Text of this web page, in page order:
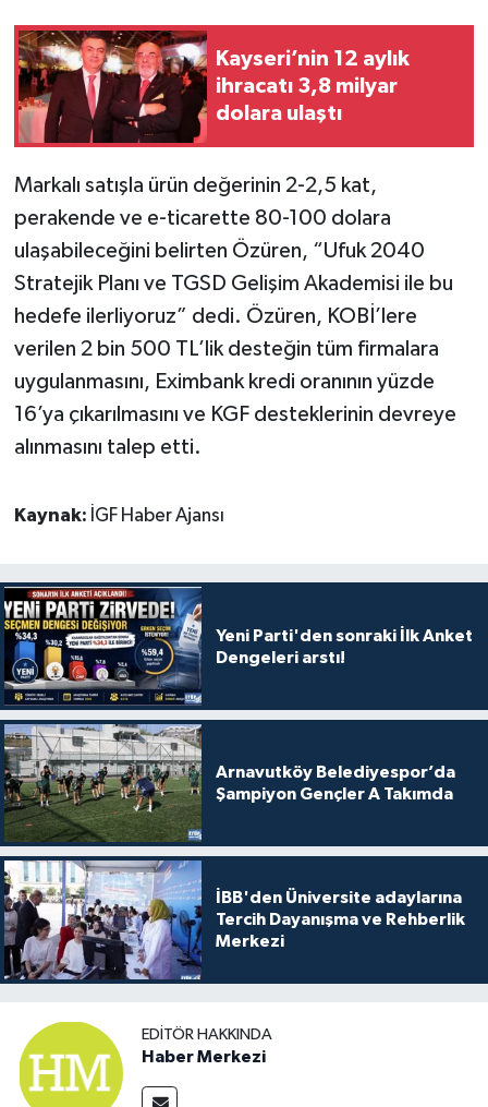
Kayseri’nin 12 aylık
ihracatı 3,8 milyar
dolara ulaştı
Markalı satışla ürün değerinin 2-2,5 kat,
perakende ve e-ticarette 80-100 dolara
ulaşabileceğini belirten Özüren, “Ufuk 2040
Stratejik Planı ve TGSD Gelişim Akademisi ile bu
hedefe ilerliyoruz” dedi. Özüren, KOBİ’lere
verilen 2 bin 500 TL’lik desteğin tüm firmalara
uygulanmasını, Eximbank kredi oranının yüzde
16’ya çıkarılmasını ve KGF desteklerinin devreye
alınmasını talep etti.
Kaynak: İGF Haber Ajansı
Yeni Parti'den sonraki İlk Anket
Dengeleri arstı!
Arnavutköy Belediyespor’da
Şampiyon Gençler A Takımda
İBB'den Üniversite adaylarına
Tercih Dayanışma ve Rehberlik
Merkezi
EDITÖR HAKKINDA
Haber Merkezi